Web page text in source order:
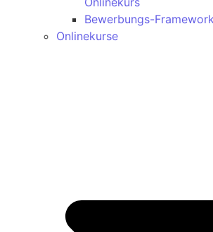
Bewerbungs-
Onlinekurse